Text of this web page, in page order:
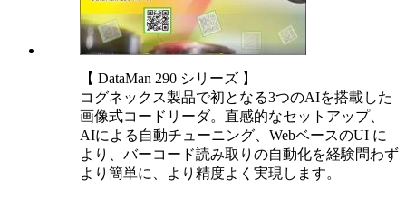
【 DataMan 290 シリーズ 】
コグネックス製品で初となる3つのAIを搭載した
画像式コードリーダ。直感的なセットアップ、
AIによる自動チューニング、WebベースのUI に
より、バーコード読み取りの自動化を経験問わず
より簡単に、より精度よく実現します。